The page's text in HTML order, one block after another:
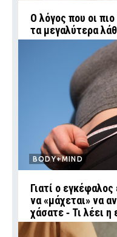
Ο λόγος που οι
τα μεγαλύτερα
BODY+MIND
Γιατί ο
να «μάχεται» να
χάσατε ‑ Τι λέει η